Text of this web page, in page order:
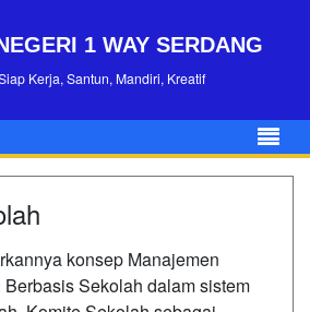
1 WAY SERDANG
Kerja, Santun, Mandiri, Kreatif
konsep Manajemen
Sekolah dalam sistem